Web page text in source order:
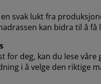
svak lukt fra
kan bidra til å
deg, kan du lese våre
i å velge den riktige